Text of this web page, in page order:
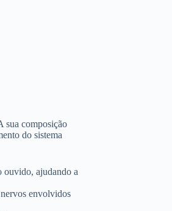
sua composição
do sistema
ouvido, ajudando a
envolvidos